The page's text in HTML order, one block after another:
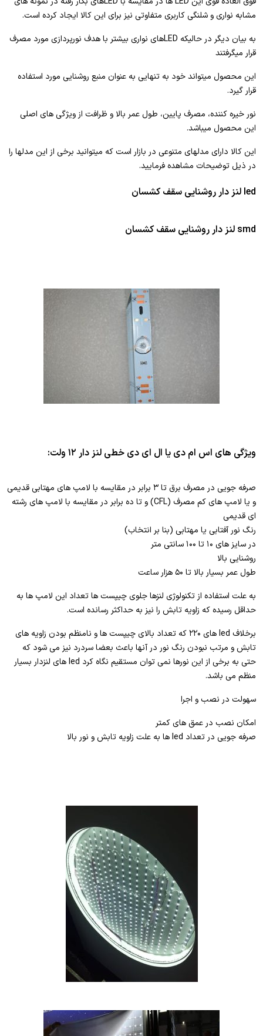
مشابه نواری و شلنگی کاربری متفاوتی نیز برای این کالا ایجاد کرده است.
به بیان دیگر در حالیکه LEDهای نواری بیشتر با هدف نورپردازی مورد مصرف
قرار میگرفتند
این محصول میتواند خود به تنهایی به عنوان منبع روشنایی مورد استفاده
قرار گیرد.
نور خیره کننده، مصرف پایین، طول عمر بالا و ظرافت از ویژگی های اصلی
این محصول میباشد.
این کالا دارای مدلهای متنوعی در بازار است که میتوانید برخی از این مدلها را
در ذیل توضیحات مشاهده فرمایید.
led لنز دار روشنایی سقف کشسان
smd لنز دار روشنایی سقف کشسان
ویژگی های اس ام دی یا ال ای دی خطی لنز دار ۱۲ ولت:
صرفه جویی در مصرف برق تا ۳ برابر در مقایسه با لامپ های مهتابی قدیمی
و یا لامپ های کم مصرف (CFL) و تا ده برابر در مقایسه با لامپ های رشته
ای قدیمی
رنگ نور آفتابی یا مهتابی (بنا بر انتخاب)
در سایز های ۱۰ تا ۱۰۰ سانتی متر
روشنایی بالا
طول عمر بسیار بالا تا ۵۰ هزار ساعت
به علت استفاده از تکنولوژی لنزها جلوی چیپست ها تعداد این لامپ ها به
حداقل رسیده که زاویه تابش را نیز به حداکثر رسانده است.
برخلاف led های ۲۲۰ که تعداد بالای چیپست ها و نامنظم بودن زاویه های
تابش و مرتب نبودن رنگ نور در آنها باعث بعضا سردرد نیز می شود که
حتی به برخی از این نورها نمی توان مستقیم نگاه کرد led های لنزدار بسیار
منظم می باشد.
سهولت در نصب و اجرا
امکان نصب در عمق های کمتر
صرفه جویی در تعداد led ها به علت زاویه تابش و نور بالا